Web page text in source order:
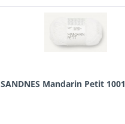
SANDNES Mandarin Petit